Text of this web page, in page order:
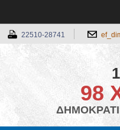
22510-28741
98